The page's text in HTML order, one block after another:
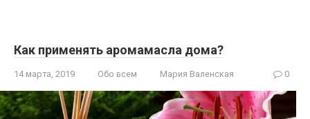
Как применять аромамасла дома?
14 марта, 2019 Обо всем Мария Валенская 0